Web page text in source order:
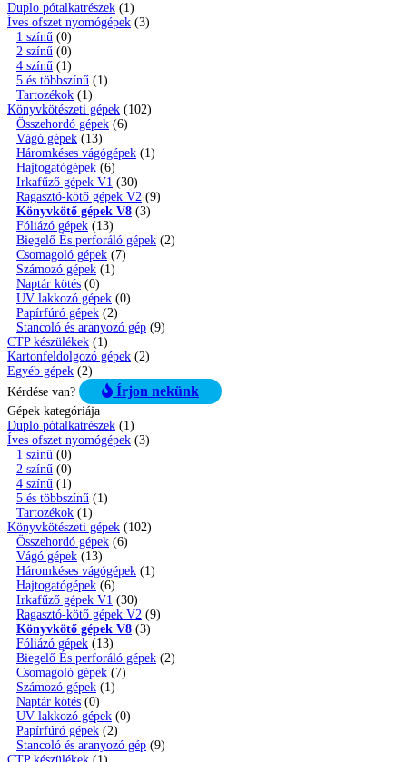
Duplo pótalkatrészek (1)
Íves ofszet nyomógépek (3)
1 színű (0)
2 színű (0)
4 színű (1)
5 és többszínű (1)
Tartozékok (1)
Könyvkötészeti gépek (102)
Összehordó gépek (6)
Vágó gépek (13)
Háromkéses vágógépek (1)
Hajtogatógépek (6)
Irkafűző gépek V1 (30)
Ragasztó-kötő gépek V2 (9)
Könyvkötő gépek V8 (3)
Fóliázó gépek (13)
Biegelő És perforáló gépek (2)
Csomagoló gépek (7)
Számozó gépek (1)
Naptár kötés (0)
UV lakkozó gépek (0)
Papírfúró gépek (2)
Stancoló és aranyozó gép (9)
CTP készülékek (1)
Kartonfeldolgozó gépek (2)
Egyéb gépek (2)
Kérdése van?
Írjon nekünk
Gépek kategóriája
Duplo pótalkatrészek (1)
Íves ofszet nyomógépek (3)
1 színű (0)
2 színű (0)
4 színű (1)
5 és többszínű (1)
Tartozékok (1)
Könyvkötészeti gépek (102)
Összehordó gépek (6)
Vágó gépek (13)
Háromkéses vágógépek (1)
Hajtogatógépek (6)
Irkafűző gépek V1 (30)
Ragasztó-kötő gépek V2 (9)
Könyvkötő gépek V8 (3)
Fóliázó gépek (13)
Biegelő És perforáló gépek (2)
Csomagoló gépek (7)
Számozó gépek (1)
Naptár kötés (0)
UV lakkozó gépek (0)
Papírfúró gépek (2)
Stancoló és aranyozó gép (9)